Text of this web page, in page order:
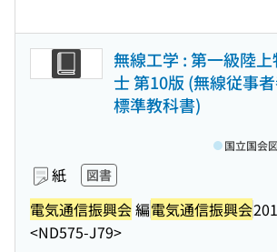
無線工学 : 第一級陸
士 第10版 (無線従事
標準教科書)
紙 図書
電気通信振興会編電気通信振興会
<ND575-J79>
国立国会